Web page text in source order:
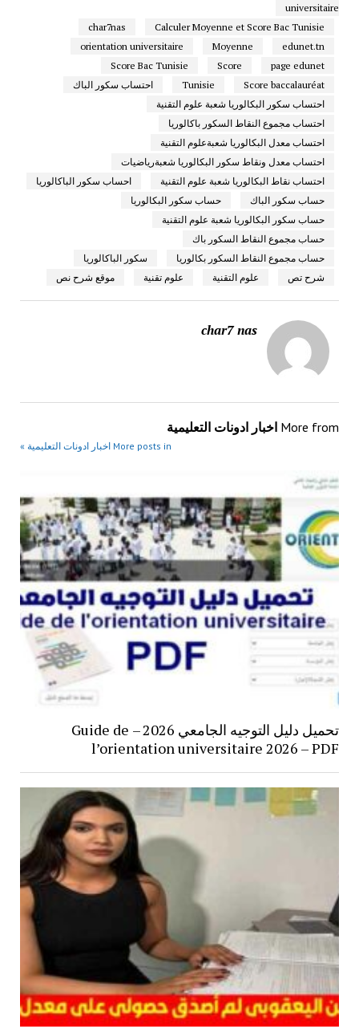
universitaire
Calculer Moyenne et Score Bac Tunisie
char7nas
edunet.tn
Moyenne
orientation universitaire
page edunet
Score
Score Bac Tunisie
Score baccalauréat
Tunisie
احتساب سكور الباك
احتساب سكور البكالوريا شعبة علوم التقنية
احتساب مجموع النقاط السكور باكالوريا
احتساب معدل البكالوريا شعبةعلوم التقنية
احتساب معدل ونقاط سكور البكالوريا شعبةرياضيات
احتساب نقاط البكالوريا شعبة علوم التقنية
احساب سكور الباكالوريا
حساب سكور الباك
حساب سكور البكالوريا
حساب سكور البكالوريا شعبة علوم التقنية
حساب مجموع النقاط السكور باك
حساب مجموع النقاط السكور بكالوريا
سكور الباكالوريا
شرح تص
علوم التقنية علوم تقنية موقع شرح نص
char7 nas
More from اخبار ادونات التعليمية
More posts in اخبار ادونات التعليمية »
تحميل دليل التوجيه الجامعي 2026 – Guide de
l’orientation universitaire 2026 – PDF